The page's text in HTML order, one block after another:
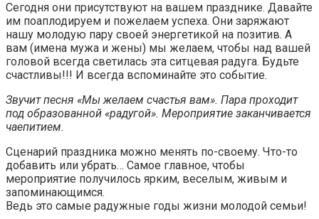
Сегодня они присутствуют на вашем празднике. Давайте
им поаплодируем и пожелаем успеха. Они заряжают
нашу молодую пару своей энергетикой на позитив. А
вам (имена мужа и жены) мы желаем, чтобы над вашей
головой всегда светилась эта ситцевая радуга. Будьте
счастливы!!! И всегда вспоминайте это событие.
Звучит песня «Мы желаем счастья вам». Пара проходит
под образованной «радугой». Мероприятие заканчивается
чаепитием.
Сценарий праздника можно менять по-своему. Что-то
добавить или убрать… Самое главное, чтобы
мероприятие получилось ярким, веселым, живым и
запоминающимся.
Ведь это самые радужные годы жизни молодой семьи!